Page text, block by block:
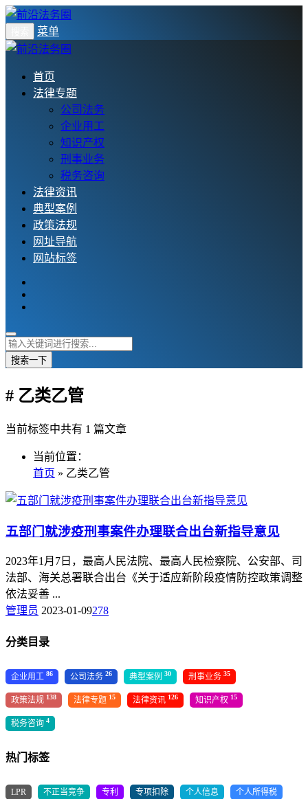
菜单
首页
法律专题
公司法务
企业用工
知识产权
刑事业务
税务咨询
法律资讯
典型案例
政策法规
网址导航
网站标签
搜索一下
# 乙类乙管
当前标签中共有 1 篇文章
当前位置：
首页 » 乙类乙管
五部门就涉疫刑事案件办理联合出台新指导意见
2023年1月7日，最高人民法院、最高人民检察院、公安部、司
法部、海关总署联合出台《关于适应新阶段疫情防控政策调整
依法妥善 ...
管理员 2023-01-09278
分类目录
企业用工 86 公司法务 26 典型案例 30 刑事业务 35
政策法规 138 法律专题 15 法律资讯 126 知识产权 15
税务咨询 4
热门标签
LPR 不正当竞争 专利 专项扣除 个人信息 个人所得税